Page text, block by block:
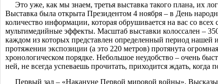
Это уже, как мы знаем, третья выставка такого плана, их
Выставка была открыта Президентом 4 ноября – в День
количество информации, которая обрушивается на вас со всех
мультимедийные эффекты. Масштаб выставки колоссален –
каждом из которых представлен определенный период нашей
протяжении экспозиции (а это 220 метров) протянута
хронологическом порядке. Небольшое неудобство – очень
ней, не всегда успеваешь прочитать, приходится ждать, когда
Первый зал – «Накануне Первой мировой войны».